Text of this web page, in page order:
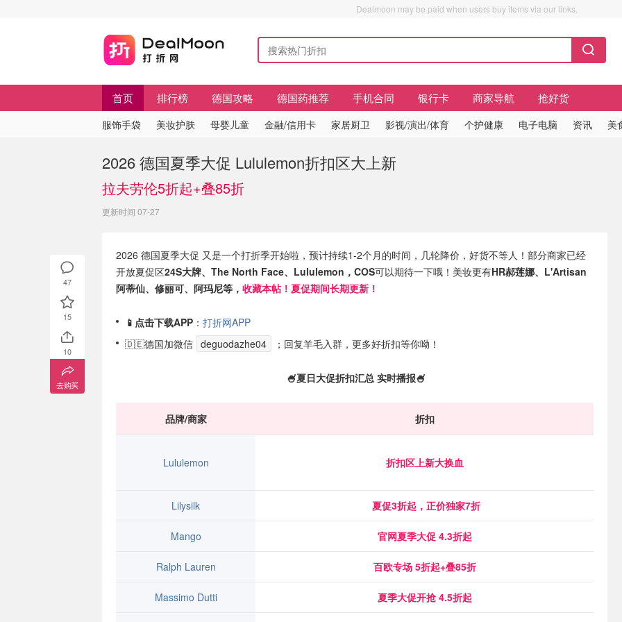
Dealmoon may be paid when users buy items via our links.
首页 排行榜 德国攻略 德国药推荐 手机合同 银行卡 商家导航 抢好货
服饰手袋 美妆护肤 母婴儿童 金融/信用卡 家居厨卫 影视/演出/体育 个护健康 电子电脑 资讯 美
2026 德国夏季大促 Lululemon折扣区大上新
拉夫劳伦5折起+叠85折
更新时间 07-27
2026 德国夏季大促 又是一个打折季开始啦，预计持续1-2个月的时间，几轮降价，好货不等人！部分商家已经
开放夏促区24S大牌、The North Face、Lululemon，COS可以期待一下哦！美妆更有HR郝莲娜、L'Artisan
阿蒂仙、修丽可、阿玛尼等， 收藏本帖！夏促期间长期更新！
📱点击下载APP ： 打折网APP
🇩🇪德国加微信 deguodazhe04 ；回复羊毛入群，更多好折扣等你呦！
🍧夏日大促折扣汇总 实时播报🍧
品牌/商家 折扣
Lululemon 折扣区上新大换血
Lilysilk 夏促3折起，正价独家7折
Mango 官网夏季大促 4.3折起
Ralph Lauren 百欧专场 5折起+叠85折
Massimo Dutti 夏季大促开抢 4.5折起
47
15
10
去购买